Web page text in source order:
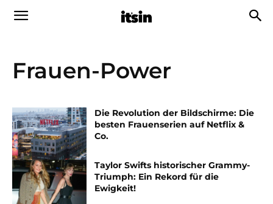
Frauen-Power
Die Revolution der Bildschirme: Die
besten Frauenserien auf Netflix &
Co.
Taylor Swifts historischer Grammy-
Triumph: Ein Rekord für die
Ewigkeit!